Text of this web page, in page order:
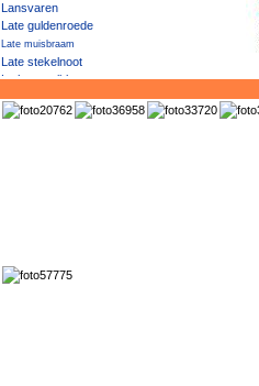
Lansvaren
Late guldenroede
Late muisbraam
Late stekelnoot
Lathyruswikke
Laurierkers
Laurierwilg
Lidsteng